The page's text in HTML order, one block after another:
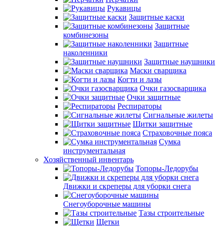
Рукавицы
Защитные каски
Защитные
комбинезоны
Защитные
наколенники
Защитные наушники
Маски сварщика
Когти и лазы
Очки газосварщика
Очки защитные
Респираторы
Сигнальные жилеты
Щитки защитные
Страховочные пояса
Сумка
инструментальная
Хозяйственный инвентарь
Топоры-Ледорубы
Движки и скреперы для уборки снега
Снегоуборочные машины
Тазы строительные
Щетки